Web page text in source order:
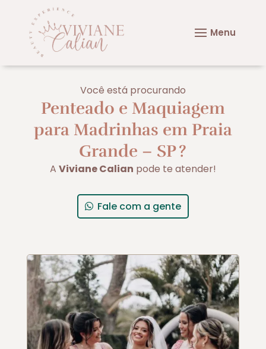
Você está procurando
Penteado e Maquiagem
para Madrinhas em Praia
Grande – SP?
A Viviane Calian pode te atender!
Fale com a gente